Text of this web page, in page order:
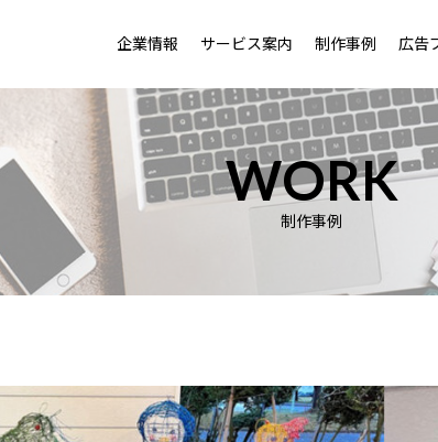
企業情報 サービス案内 制作事例 広告
WORK
制作事例